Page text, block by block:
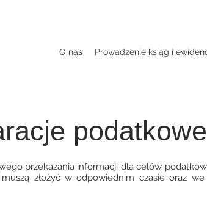
O nas Prowadzenie ksiąg i
podatkowe
przekazania informacji dla celów
złożyć w odpowiednim czasie oraz